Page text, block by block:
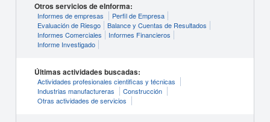
Otros servicios de eInforma:
Informes de empresas
Perfil de Empresa
Evaluación de Riesgo
Balance y Cuentas de Resultados
Informes Comerciales
Informes Financieros
Informe Investigado
Últimas actividades buscadas:
Actividades profesionales cientificas y técnicas
Industrias manufactureras
Construcción
Otras actividades de servicios